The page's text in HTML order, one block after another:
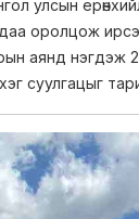
улсын
оролцож
аянд нэгдэж
суулгацыг